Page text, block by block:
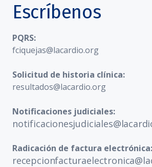
Escríbenos
PQRS:
fciquejas@lacardio.org
Solicitud de historia clínica:
resultados@lacardio.org
Notificaciones judiciales:
Radicación de factura electrónica: